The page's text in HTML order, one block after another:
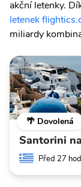
akční letenky.
letenek
miliardy
🌴 Dovolená
Santorini
Před 27